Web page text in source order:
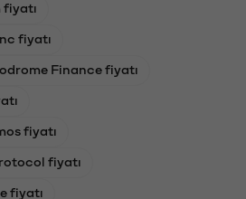
fiyatı
fiyatı
Finance fiyatı
fiyatı
fiyatı
fiyatı